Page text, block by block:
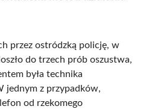
przez ostródzką policję, w
do trzech prób oszustwa,
była technika
jednym z przypadków,
od rzekomego